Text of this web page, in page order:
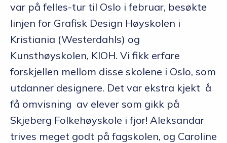
var på felles-tur til Oslo i februar, besøkte
linjen for Grafisk Design Høyskolen i
Kristiania (Westerdahls) og
Kunsthøyskolen, KIOH. Vi fikk erfare
forskjellen mellom disse skolene i Oslo, som
utdanner designere. Det var ekstra kjekt å
få omvisning av elever som gikk på
Skjeberg Folkehøyskole i fjor! Aleksandar
trives meget godt på fagskolen, og Caroline